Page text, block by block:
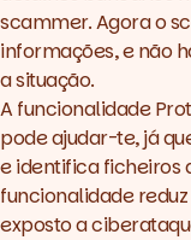
scammer. Agora o
informações, e não
a situação.
A funcionalidade
pode ajudar-te, já
e identifica ficheiros
funcionalidade
exposto a